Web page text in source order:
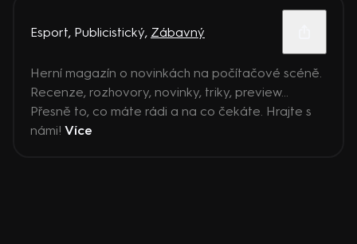
Esport, Publicistický, Zábavný
Herní magazín o novinkách na počítačové scéně.
Recenze, rozhovory, novinky, triky, preview...
Přesně to, co máte rádi a na co čekáte. Hrajte s
námi! Více